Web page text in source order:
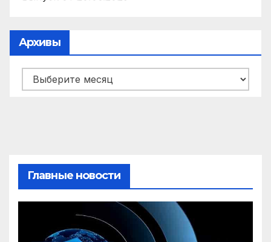
Архивы
Архивы
Главные новости